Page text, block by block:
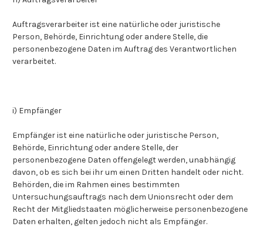
Auftragsverarbeiter ist eine natürliche oder juristische
Person, Behörde, Einrichtung oder andere Stelle, die
personenbezogene Daten im Auftrag des Verantwortlichen
verarbeitet.
i) Empfänger
Empfänger ist eine natürliche oder juristische Person,
Behörde, Einrichtung oder andere Stelle, der
personenbezogene Daten offengelegt werden, unabhängig
davon, ob es sich bei ihr um einen Dritten handelt oder nicht.
Behörden, die im Rahmen eines bestimmten
Untersuchungsauftrags nach dem Unionsrecht oder dem
Recht der Mitgliedstaaten möglicherweise personenbezogene
Daten erhalten, gelten jedoch nicht als Empfänger.